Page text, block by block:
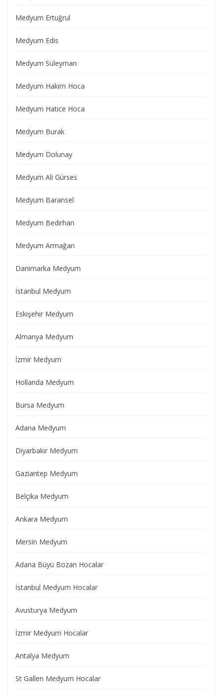
Medyum Ertuğrul
Medyum Edis
Medyum Süleyman
Medyum Hakim Hoca
Medyum Hatice Hoca
Medyum Burak
Medyum Dolunay
Medyum Ali Gürses
Medyum Baransel
Medyum Bedirhan
Medyum Armağan
Danimarka Medyum
İstanbul Medyum
Eskişehir Medyum
Almanya Medyum
İzmir Medyum
Hollanda Medyum
Bursa Medyum
Adana Medyum
Diyarbakır Medyum
Gaziantep Medyum
Belçika Medyum
Ankara Medyum
Mersin Medyum
Adana Büyü Bozan Hocalar
İstanbul Medyum Hocalar
Avusturya Medyum
İzmir Medyum Hocalar
Antalya Medyum
St Gallen Medyum Hocalar